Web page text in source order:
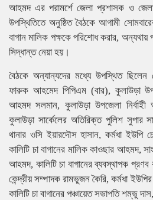
আহমদ এর পরামর্শে জেলা প্রশাসক ও জেলা
উপস্থিতিতে অনুষ্ঠিত বৈঠকে আগামী
বাগান মালিক পক্ষকে পরিশোধ করার, অন্যথায়
সিদ্ধান্ত নেয়া হয়।
বৈঠকে অন্যান্যদের মধ্যে উপস্থিত ছিলেন
ফারুক আহমেদ পিপিএম (বার), কুলাউড়া
আহমদ সলমান, কুলাউড়া উপজেলা নির্বাইী
কুলাউড়া সার্কেলের অতিরিক্ত পুলিশ সুপার
থানার ওসি ইয়ারদৌস হাসান, কর্মধা
কালিটি চা বাগানের মালিক কাওছার আহমদ,
আহমদ, কালিটি চা বাগানের ব্যবস্থাপক
কেন্দ্রীয় সম্পাদক রামভুজন কৈরি, কর্মধা
কালিটি চা বাগানের পঞ্চায়েত সভাপতি শম্ভু